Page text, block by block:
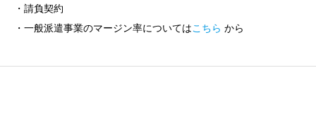
・請負契約
・一般派遣事業のマージン率についてはこちら から